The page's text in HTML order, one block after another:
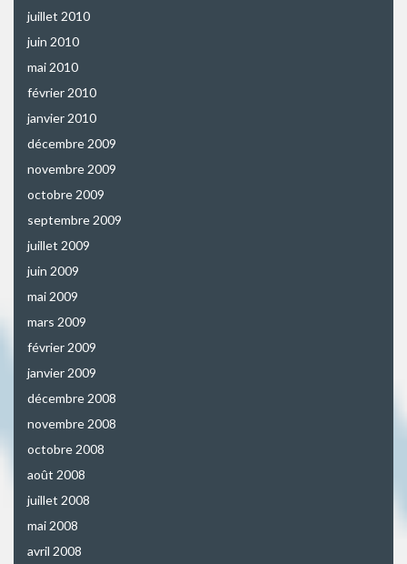
juillet 2010
juin 2010
mai 2010
février 2010
janvier 2010
décembre 2009
novembre 2009
octobre 2009
septembre 2009
juillet 2009
juin 2009
mai 2009
mars 2009
février 2009
janvier 2009
décembre 2008
novembre 2008
octobre 2008
août 2008
juillet 2008
mai 2008
avril 2008